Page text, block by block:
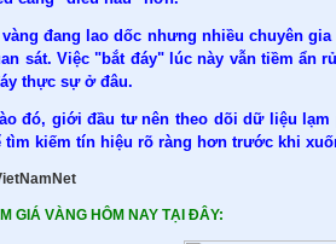
đang lao dốc nhưng nhiều chuyên
sát. Việc "bắt đáy" lúc này vẫn tiềm ẩn
thực sự ở đâu.
đó, giới đầu tư nên theo dõi dữ liệu lạm
tìm kiếm tín hiệu rõ ràng hơn trước khi
GIÁ VÀNG HÔM NAY TẠI ĐÂY: